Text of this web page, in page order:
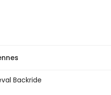
Backride